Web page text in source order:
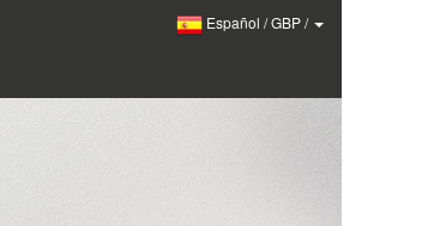
Español /GBP/